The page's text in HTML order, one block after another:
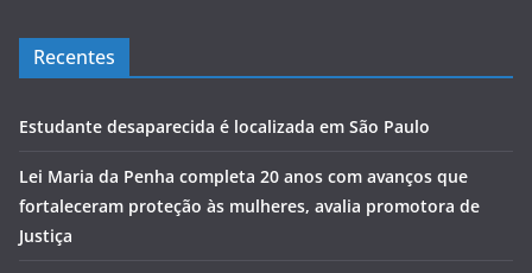
Recentes
Estudante desaparecida é localizada em São Paulo
Lei Maria da Penha completa 20 anos com avanços que
fortaleceram proteção às mulheres, avalia promotora de
Justiça